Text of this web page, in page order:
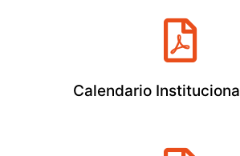
Calendario